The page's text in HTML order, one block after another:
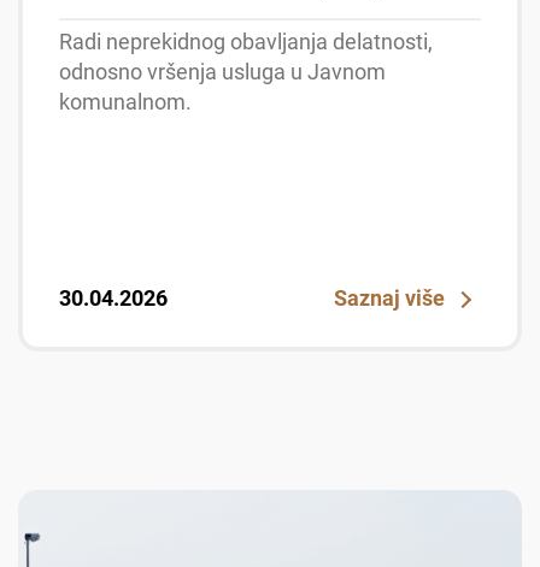
Radi neprekidnog obavljanja delatnosti,
odnosno vršenja usluga u Javnom
komunalnom.
30.04.2026 Saznaj više